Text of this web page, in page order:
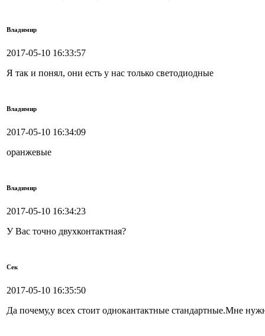
Владимир
2017-05-10 16:33:57
Я так и понял, они есть у нас только светодиодные
Владимир
2017-05-10 16:34:09
оранжевые
Владимир
2017-05-10 16:34:23
У Вас точно двухконтактная?
Сек
2017-05-10 16:35:50
Да почему,у всех стоит однокантактные стандартные.Мне